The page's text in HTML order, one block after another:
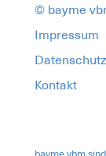
© bayme
Impressum
Datenschutz
Kontakt